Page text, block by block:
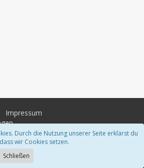
Impressum
Software:
Durch die Nutzung unserer Seite erklärst du
wir Cookies setzen.
Schließen